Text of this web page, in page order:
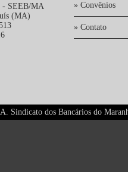
- SEEB/MA
(MA)
» Convênios
» Contato
Sindicato dos Bancários do